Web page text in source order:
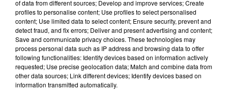
Téléchargez gratuitement l'application Contact FM
sur
et
of data from different sources; Develop and improve services; Create
profiles to personalise content; Use profiles to select personalised
content; Use limited data to select content; Ensure security, prevent and
detect fraud, and fix errors; Deliver and present advertising and content;
Save and communicate privacy choices. These technologies may
process personal data such as IP address and browsing data to offer
following functionalities: Identify devices based on information actively
requested; Use precise geolocation data; Match and combine data from
other data sources; Link different devices; Identify devices based on
information transmitted automatically.